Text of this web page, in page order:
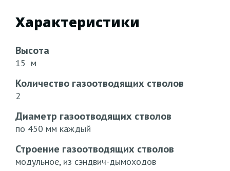
Характеристики
Высота
15 м
Количество газоотводящих стволов
2
Диаметр газоотводящих стволов
по 450 мм каждый
Строение газоотводящих стволов
модульное, из сэндвич-дымоходов